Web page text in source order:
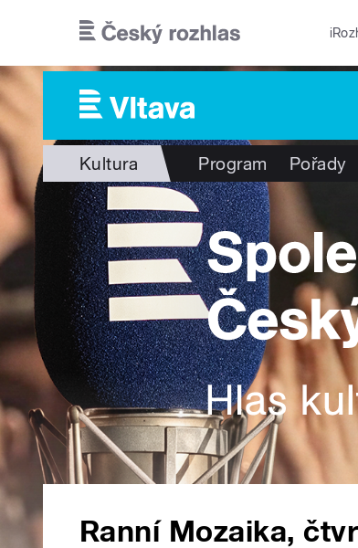
Kultura Program Pořady
Ranní Mozaika,